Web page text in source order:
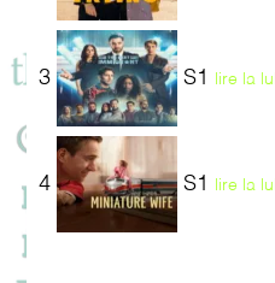
3 S1 lire la
4 S1 lire la